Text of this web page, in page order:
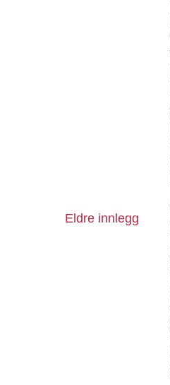
Eldre innlegg